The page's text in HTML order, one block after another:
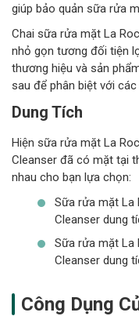
giúp bảo quản sữa rửa
Chai sữa rửa mặt La
nhỏ gọn tương đối tiện
thương hiệu và sản
sau để phân biệt với các
Dung Tích
Hiện sữa rửa mặt La
Cleanser đã có mặt tại
nhau cho bạn lựa chọn:
Sữa rửa mặt La
Cleanser dung
Sữa rửa mặt La
Cleanser dung
Công Dụng